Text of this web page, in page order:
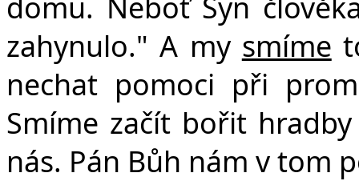
zahynulo." A my smíme
nechat pomoci při
Smíme začít bořit
nás. Pán Bůh nám v tom